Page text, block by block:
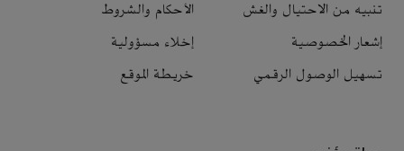
تنبيه من الاحتيال والغش
الأحكام والشروط
إشعار الخصوصية
إخلاء مسؤولية
تسهيل الوصول الرقمي
خريطة الموقع